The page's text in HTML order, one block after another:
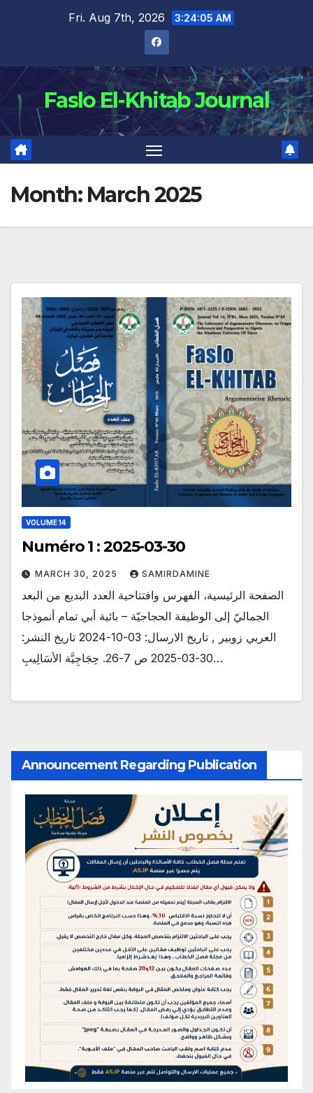
Fri. Aug 7th, 2026 3:24:06 AM
Faslo El-Khitab Journal
Month: March 2025
VOLUME 14
Numéro 1 : 2025-03-30
MARCH 30, 2025 SAMIRDAMINE
الصفحة الرئيسية، الفهرس وافتتاحية العدد البديع من البعد
الجماليّ إلى الوظيفة الحجاجيّة – بائية أبي تمام أنموذجا
العربي زوبير , تاريخ الارسال: 03-10-2024 تاريخ النشر:
30-03-2025 ص 7-26. حِجَاجِيَّة الأسَالِيبِ…
Announcement Regarding Publication